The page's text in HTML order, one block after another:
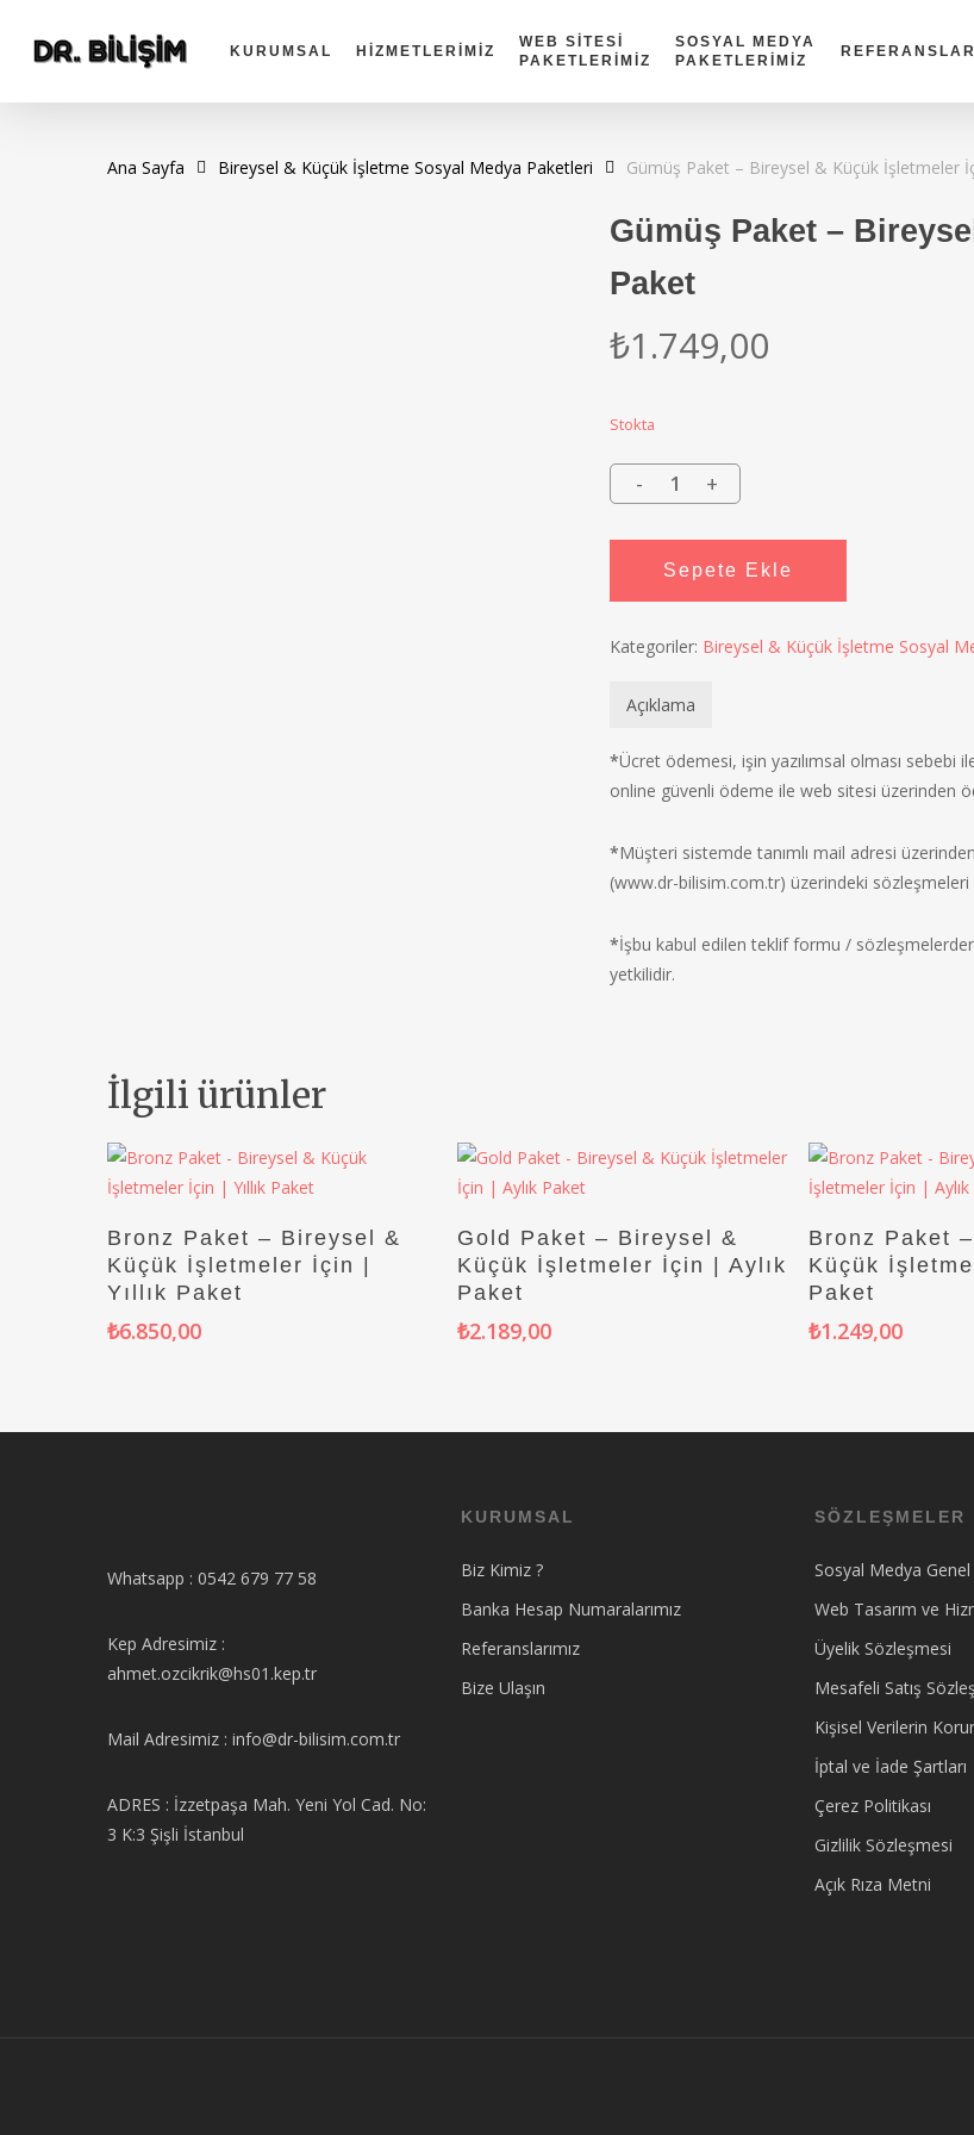
content
KURUMSAL HİZMETLERİMİZ
WEB SİTESİ
PAKETLERİMİZ
SOSYAL MEDYA
PAKETLERİMİZ
Ana Sayfa Bireysel & Küçük İşletme Sosyal Medya Paketleri Gümüş Paket – Bireysel & Küçük İşletmeler
Gümüş Paket –
Paket
₺1.749,00
Stokta
Sepete Ekle
Kategoriler: Bireysel & Küçük İşletme Sosyal
Açıklama
*Ücret ödemesi, işin yazılımsal olması sebebi
online güvenli ödeme ile web sitesi üzerinden
*Müşteri sistemde tanımlı mail adresi
(www.dr-bilisim.com.tr) üzerindeki sözleşmeleri
*İşbu kabul edilen teklif formu /
yetkilidir.
İlgili ürünler
Sepete Ekle
Bronz Paket – Bireysel &
Küçük İşletmeler İçin |
Yıllık Paket
₺6.850,00
Sepete Ekle
Gold Paket – Bireysel &
Küçük İşletmeler İçin | Aylık
Paket
₺2.189,00
Bronz Paket
Küçük
Paket
₺1.249,00
Whatsapp : 0542 679 77 58
Kep Adresimiz :
ahmet.ozcikrik@hs01.kep.tr
Mail Adresimiz : info@dr-bilisim.com.tr
ADRES : İzzetpaşa Mah. Yeni Yol Cad. No:
3 K:3 Şişli İstanbul
KURUMSAL
Biz Kimiz ?
Banka Hesap Numaralarımız
Referanslarımız
Bize Ulaşın
SÖZLEŞMELER
Sosyal Medya
Web Tasarım ve
Üyelik Sözleşmesi
Mesafeli Satış
Kişisel Verilerin
İptal ve İade Şartları
Çerez Politikası
Gizlilik Sözleşmesi
Açık Rıza Metni